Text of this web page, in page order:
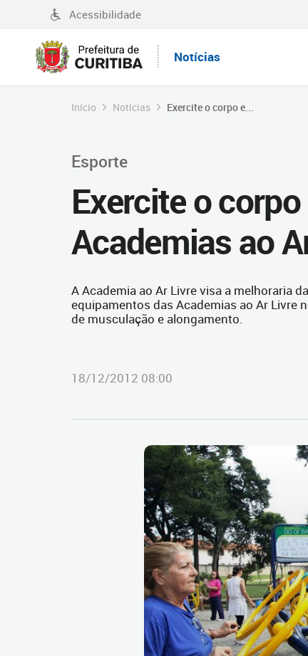
Acessibilidade
Notícias
Início Notícias Exercite o corpo e...
Esporte
Exercite o
Academias ao
A Academia ao Ar Livre visa a melhoraria
equipamentos das Academias ao Ar Livre
de musculação e alongamento.
18/12/2012 08:00